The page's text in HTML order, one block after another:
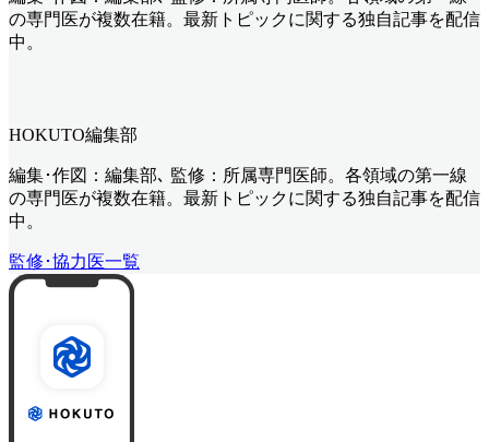
の専門医が複数在籍。最新トピックに関する独自記事を配信
中。
HOKUTO編集部
編集･作図：編集部､ 監修：所属専門医師。各領域の第一線
の専門医が複数在籍。最新トピックに関する独自記事を配信
中。
監修･協力医一覧